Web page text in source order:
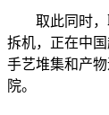
取此同时，联
拆机，正在中
手艺堆集和产
院。